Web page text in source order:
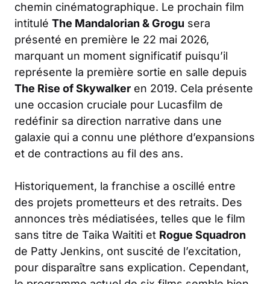
chemin cinématographique. Le prochain film
intitulé The Mandalorian & Grogu sera
présenté en première le 22 mai 2026,
marquant un moment significatif puisqu’il
représente la première sortie en salle depuis
The Rise of Skywalker en 2019. Cela présente
une occasion cruciale pour Lucasfilm de
redéfinir sa direction narrative dans une
galaxie qui a connu une pléthore d’expansions
et de contractions au fil des ans.
Historiquement, la franchise a oscillé entre
des projets prometteurs et des retraits. Des
annonces très médiatisées, telles que le film
sans titre de Taika Waititi et Rogue Squadron
de Patty Jenkins, ont suscité de l’excitation,
pour disparaître sans explication. Cependant,